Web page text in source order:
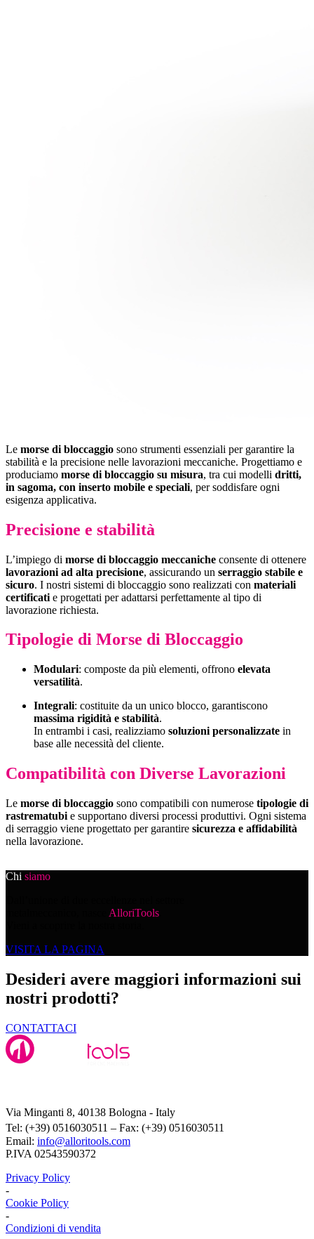
Le morse di bloccaggio sono strumenti essenziali per garantire la
stabilità e la precisione nelle lavorazioni meccaniche. Progettiamo e
produciamo morse di bloccaggio su misura, tra cui modelli dritti,
in sagoma, con inserto mobile e speciali, per soddisfare ogni
esigenza applicativa.
Precisione e stabilità
L’impiego di morse di bloccaggio meccaniche consente di ottenere
lavorazioni ad alta precisione, assicurando un serraggio stabile e
sicuro. I nostri sistemi di bloccaggio sono realizzati con materiali
certificati e progettati per adattarsi perfettamente al tipo di
lavorazione richiesta.
Tipologie di Morse di Bloccaggio
Modulari: composte da più elementi, offrono elevata
versatilità.
Integrali: costituite da un unico blocco, garantiscono
massima rigidità e stabilità.
In entrambi i casi, realizziamo soluzioni personalizzate in
base alle necessità del cliente.
Compatibilità con Diverse Lavorazioni
Le morse di bloccaggio sono compatibili con numerose tipologie di
rastrematubi e supportano diversi processi produttivi. Ogni sistema
di serraggio viene progettato per garantire sicurezza e affidabilità
nella lavorazione.
Chi siamo
AlloriTools
VISITA LA PAGINA
Desideri avere maggiori informazioni sui
nostri prodotti?
CONTATTACI
Via Minganti 8, 40138 Bologna - Italy
Tel: (+39) 0516030511 – Fax: (+39) 0516030511
Email: info@alloritools.com
P.IVA 02543590372
Privacy Policy
-
Cookie Policy
-
Condizioni di vendita